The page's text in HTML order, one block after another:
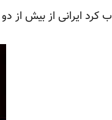
کرد ایرانی از بیش